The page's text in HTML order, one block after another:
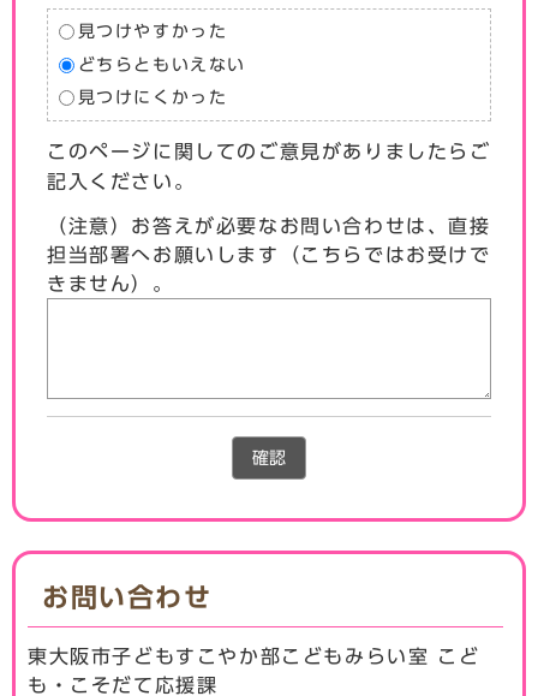
見つけやすかった
どちらともいえない
見つけにくかった
このページに関してのご意見がありましたらご
記入ください。
（注意）お答えが必要なお問い合わせは、直接
担当部署へお願いします（こちらではお受けで
きません）。
確認
お問い合わせ
東大阪市子どもすこやか部こどもみらい室 こど
も・こそだて応援課